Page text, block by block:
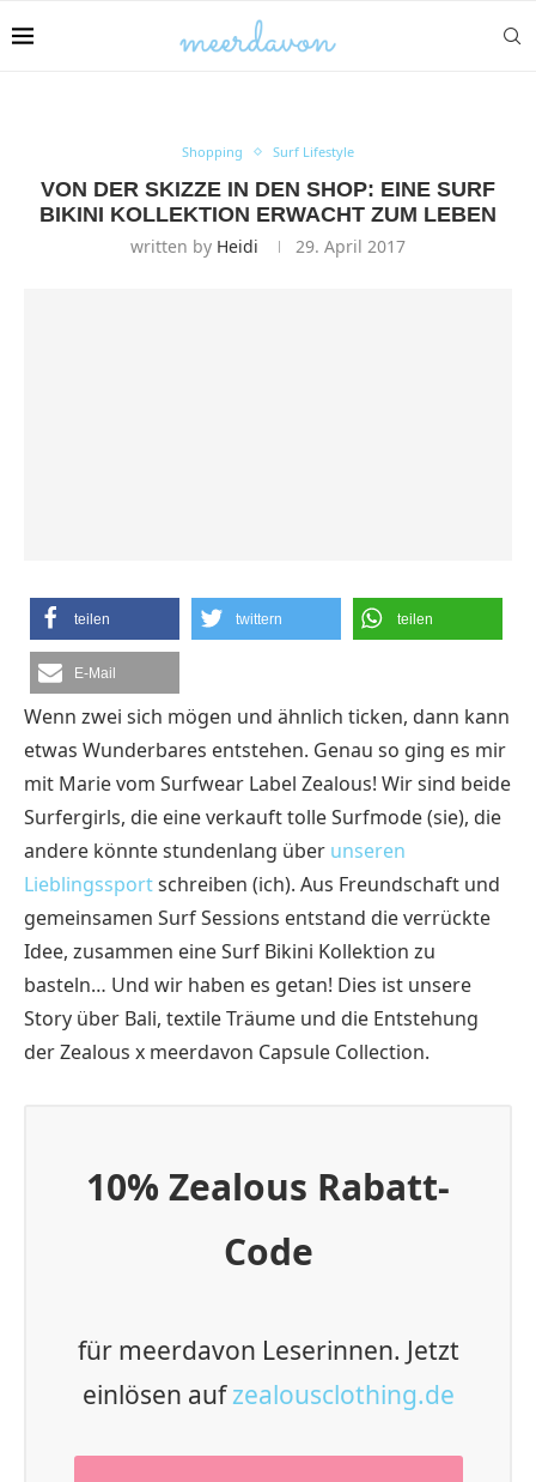
Shopping Surf Lifestyle
VON DER SKIZZE IN DEN SHOP: EINE SURF
BIKINI KOLLEKTION ERWACHT ZUM LEBEN
written by Heidi 29. April 2017
teilen twittern teilen
E-Mail
Wenn zwei sich mögen und ähnlich ticken, dann kann
etwas Wunderbares entstehen. Genau so ging es mir
mit Marie vom Surfwear Label Zealous! Wir sind beide
Surfergirls, die eine verkauft tolle Surfmode (sie), die
andere könnte stundenlang über unseren
Lieblingssportschreiben (ich). Aus Freundschaft und
gemeinsamen Surf Sessions entstand die verrückte
Idee, zusammen eine Surf Bikini Kollektion zu
basteln… Und wir haben es getan! Dies ist unsere
Story über Bali, textile Träume und die Entstehung
der Zealous x meerdavon Capsule Collection.
10% Zealous Rabatt-
Code
für meerdavon Leserinnen. Jetzt
einlösen aufzealousclothing.de